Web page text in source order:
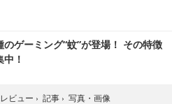
のゲーミング“蚊”が登場！ その特徴
！
ビュー › 記事 › 写真・画像